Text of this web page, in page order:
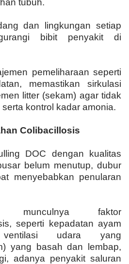
tubuh.
dan lingkungan setiap
bibit penyakit di
pemeliharaan seperti
memastikan sirkulasi
litter (sekam) agar tidak
kontrol kadar amonia.
Colibacillosis
DOC dengan kualitas
belum menutup, dubur
menyebabkan penularan
munculnya faktor
seperti kepadatan ayam
udara yang
yang basah dan lembap,
adanya penyakit saluran